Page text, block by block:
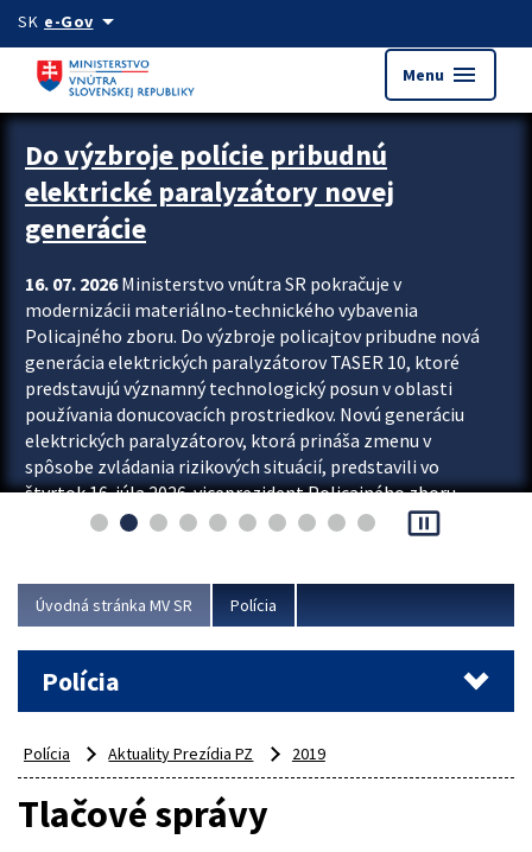
Preskocit na hlavný obsah
SK e-Govarrow_drop_down
Menu menu
Zastavit automatický posun upútavok
Do výzbroje polície pribudnú
elektrické paralyzátory novej
generácie
16. 07. 2026Ministerstvo vnútra SR pokračuje v
modernizácii materiálno-technického vybavenia
Policajného zboru. Do výzbroje policajtov pribudne nová
generácia elektrických paralyzátorov TASER 10, ktoré
predstavujú významný technologický posun v oblasti
používania donucovacích prostriedkov. Novú generáciu
elektrických paralyzátorov, ktorá prináša zmenu v
spôsobe zvládania rizikových situácií, predstavili vo
štvrtok 16. júla 2026 viceprezident Policajného zboru
Rastislav Polakovič a riaditeľ odboru výcviku...
pause_presentation
Úvodná stránka MV SR Polícia
Polícia
Polícia Aktuality Prezídia PZ 2019
Tlačové správy